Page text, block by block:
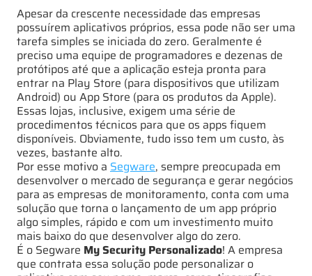
Apesar da crescente necessidade das empresas
possuírem aplicativos próprios, essa pode não ser uma
tarefa simples se iniciada do zero. Geralmente é
preciso uma equipe de programadores e dezenas de
protótipos até que a aplicação esteja pronta para
entrar na Play Store (para dispositivos que utilizam
Android) ou App Store (para os produtos da Apple).
Essas lojas, inclusive, exigem uma série de
procedimentos técnicos para que os apps fiquem
disponíveis. Obviamente, tudo isso tem um custo, às
vezes, bastante alto.
Por esse motivo a Segware, sempre preocupada em
desenvolver o mercado de segurança e gerar negócios
para as empresas de monitoramento, conta com uma
solução que torna o lançamento de um app próprio
algo simples, rápido e com um investimento muito
mais baixo do que desenvolver algo do zero.
É o Segware My Security Personalizado! A empresa
que contrata essa solução pode personalizar o